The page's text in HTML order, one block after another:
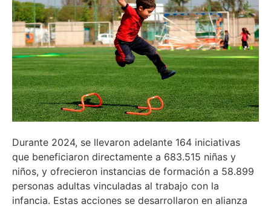
Durante 2024, se llevaron adelante 164 iniciativas
que beneficiaron directamente a 683.515 niñas y
niños, y ofrecieron instancias de formación a 58.899
personas adultas vinculadas al trabajo con la
infancia. Estas acciones se desarrollaron en alianza